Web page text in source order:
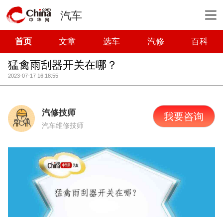
汽车
首页 文章 选车 汽修 百科
猛禽雨刮器开关在哪？
2023-07-17 16:18:55
汽修技师
汽车维修技师
我要咨询